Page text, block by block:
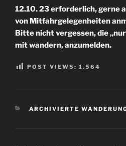
12.10. 23 erforderlich, gerne
von Mitfahrgelegenheiten
Bitte nicht vergessen, die
mit wandern,anzumelden.
POST VIEWS: 1.564
KATEGORIEN
ARCHIVIERTE